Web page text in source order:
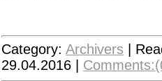
Category: Archivers |
29.04.2016 |